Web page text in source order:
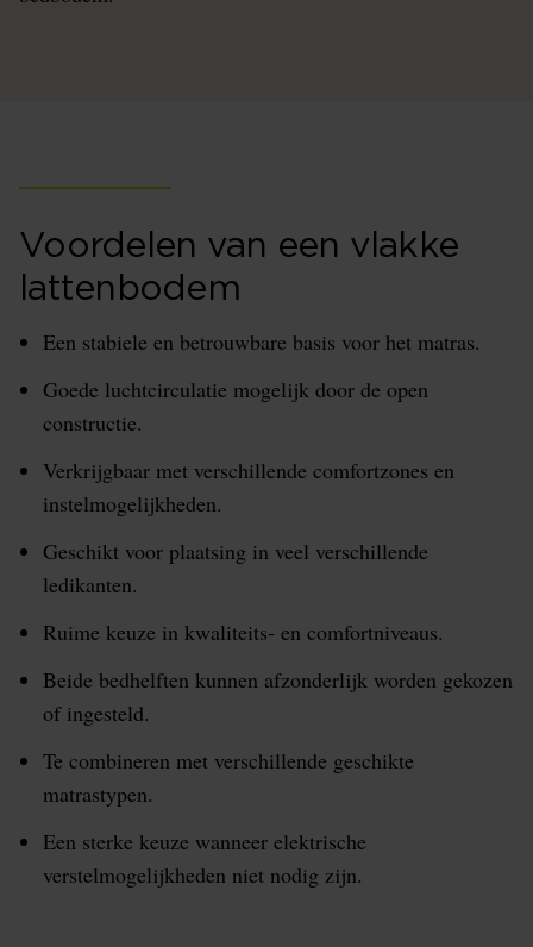
Voordelen van een vlakke
lattenbodem
Een stabiele en betrouwbare basis voor het matras.
Goede luchtcirculatie mogelijk door de open
constructie.
Verkrijgbaar met verschillende comfortzones en
instelmogelijkheden.
Geschikt voor plaatsing in veel verschillende
ledikanten.
Ruime keuze in kwaliteits- en comfortniveaus.
Beide bedhelften kunnen afzonderlijk worden gekozen
of ingesteld.
Te combineren met verschillende geschikte
matrastypen.
Een sterke keuze wanneer elektrische
verstelmogelijkheden niet nodig zijn.